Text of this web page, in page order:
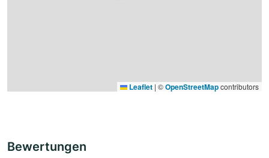
Leaflet | ©OpenStreetMapcontributors
Bewertungen